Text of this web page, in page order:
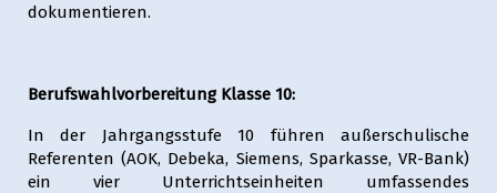
dokumentieren.
Berufswahlvorbereitung Klasse 10:
In der Jahrgangsstufe 10 führen außerschulische
Referenten (AOK, Debeka, Siemens, Sparkasse, VR-Bank)
ein vier Unterrichtseinheiten umfassendes